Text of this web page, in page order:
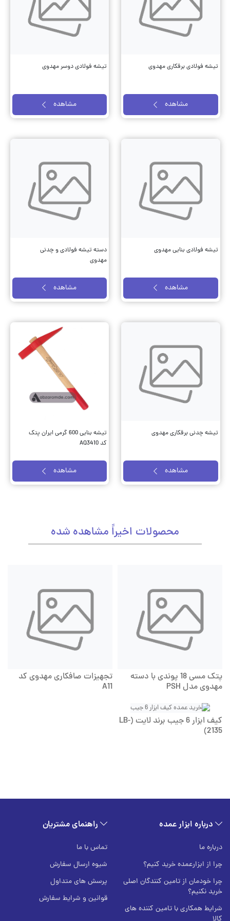
تیشه فولادی برقکاری مهدوی
مشاهده
تیشه فولادی دوسر مهدوی
مشاهده
تیشه فولادی بنایی مهدوی
مشاهده
دسته تیشه فولادی و چدنی
مهدوی
مشاهده
تیشه چدنی برقکاری مهدوی
مشاهده
تیشه بنایی 600 گرمی ایران پتک
کد AQ3410
مشاهده
محصولات اخیراً مشاهده شده
پتک مسی 18 پوندی با دسته
مهدوی مدل PSH
تجهیزات صافکاری مهدوی کد
A11
کیف ابزار 6 جیب برند لایت (LB-
2135)
درباره ابزار عمده
درباره ما
چرا از ابزارعمده خرید کنیم؟
چرا خودمان از تامین کنندگان اصلی
خرید نکنیم؟
شرایط همکاری با تامین کننده های
راهنمای مشتریان
تماس با ما
شیوه ارسال سفارش
پرسش های متداول
قوانین و شرایط سفارش